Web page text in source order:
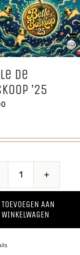
de
’25
Boskoop
TOEVOEGEN AAN
WINKELWAGEN